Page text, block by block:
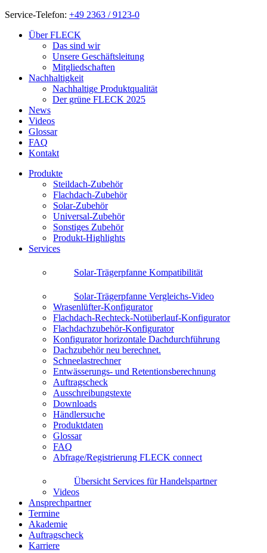
Service-Telefon: +49 2363 / 9123-0
Über FLECK
Das sind wir
Unsere Geschäftsleitung
Mitgliedschaften
Nachhaltigkeit
Nachhaltige Produktqualität
Der grüne FLECK 2025
News
Videos
Glossar
FAQ
Kontakt
Produkte
Steildach-Zubehör
Flachdach-Zubehör
Solar-Zubehör
Universal-Zubehör
Sonstiges Zubehör
Produkt-Highlights
Services
Solar-Trägerpfanne Kompatibilität
Solar-Trägerpfanne Vergleichs-Video
Wrasenlüfter-Konfigurator
Flachdach-Rechteck-Notüberlauf-Konfigurator
Flachdachzubehör-Konfigurator
Konfigurator horizontale Dachdurchführung
Dachzubehör neu berechnet.
Schneelastrechner
Entwässerungs- und Retentionsberechnung
Auftragscheck
Ausschreibungstexte
Downloads
Händlersuche
Produktdaten
Glossar
FAQ
Abfrage/Registrierung FLECK connect
Übersicht Services für Handelspartner
Videos
Ansprechpartner
Termine
Akademie
Auftragscheck
Karriere